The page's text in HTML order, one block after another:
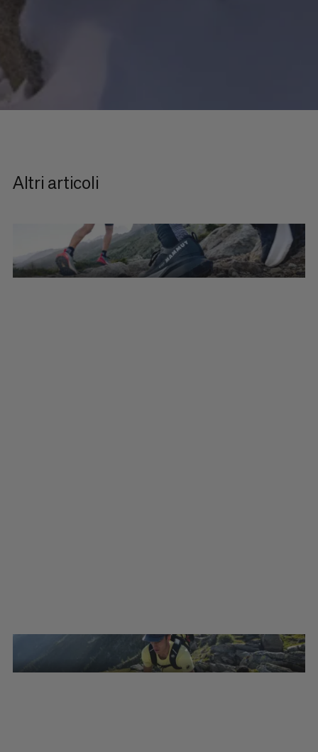
Altri articoli